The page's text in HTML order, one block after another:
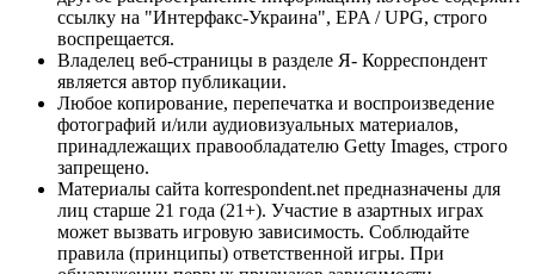
ссылку на "Интерфакс-Украина", EPA / UPG, строго
воспрещается.
Владелец веб-страницы в разделе Я- Корреспондент
является автор публикации.
Любое копирование, перепечатка и воспроизведение
фотографий и/или аудиовизуальных материалов,
принадлежащих правообладателю Getty Images, строго
запрещено.
Материалы сайта korrespondent.net предназначены для
лиц старше 21 года (21+). Участие в азартных играх
может вызвать игровую зависимость. Соблюдайте
правила (принципы) ответственной игры. При